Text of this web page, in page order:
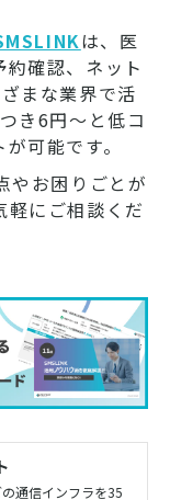
は、医
確認、ネット
まな業界で活
き6円～と低コ
可能です。
やお困りごとが
軽にご相談くだ
通信インフラを35